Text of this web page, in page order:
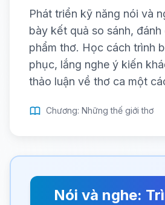
Phát triển kỹ năng nói và
bày kết quả so sánh, đánh
phẩm thơ. Học cách trình
phục, lắng nghe ý kiến
thảo luận về thơ ca một
Chương: Những thế giới thơ
Nói và nghe: